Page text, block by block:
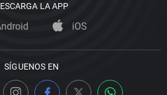
LA APP
iOS
SÍGUENOS EN